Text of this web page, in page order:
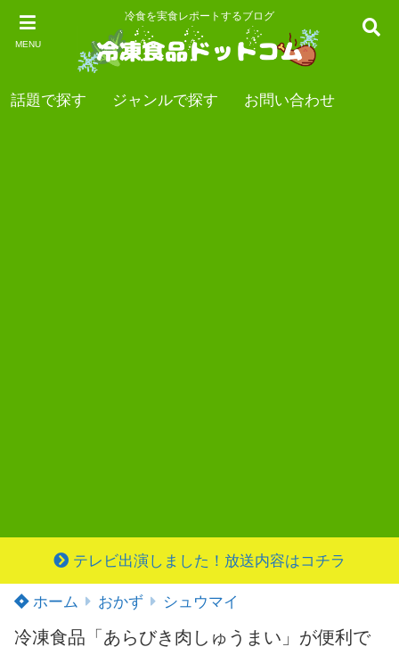
MENU
冷食を実食レポートするブログ
話題で探す ジャンルで探す お問い合わせ
テレビ出演しました！放送内容はコチラ
ホーム おかず シュウマイ
冷凍食品「あらびき肉しゅうまい」が便利で